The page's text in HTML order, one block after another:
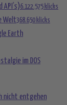
6.122.575 klicks
Welt368.650 klicks
Earth
im DOS
nicht entgehen